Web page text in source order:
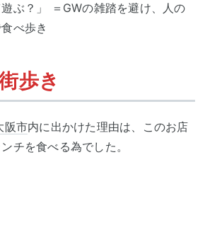
遊ぶ？」 ＝GWの雑踏を避け、人の
べ歩き
歩き
阪市内に出かけた理由は、このお店
チを食べる為でした。